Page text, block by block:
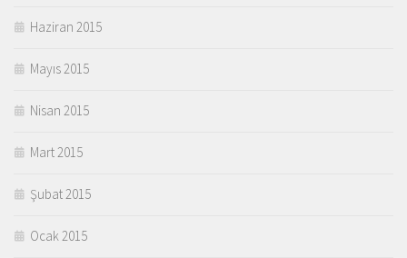
Haziran 2015
Mayıs 2015
Nisan 2015
Mart 2015
Şubat 2015
Ocak 2015